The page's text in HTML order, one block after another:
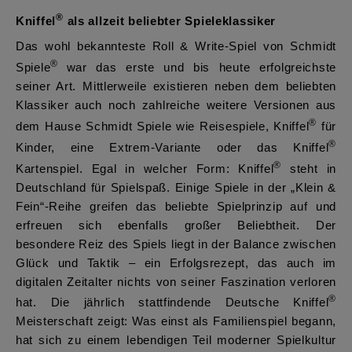
Kniffel® als allzeit beliebter Spieleklassiker
Das wohl bekannteste Roll & Write-Spiel von Schmidt
Spiele® war das erste und bis heute erfolgreichste
seiner Art. Mittlerweile existieren neben dem beliebten
Klassiker auch noch zahlreiche weitere Versionen aus
dem Hause Schmidt Spiele wie Reisespiele, Kniffel® für
Kinder, eine Extrem-Variante oder das Kniffel®
Kartenspiel. Egal in welcher Form: Kniffel®
steht in
Deutschland für Spielspaß. Einige Spiele in der „Klein &
Fein“-Reihe greifen das beliebte Spielprinzip auf und
erfreuen sich ebenfalls großer Beliebtheit. Der
besondere Reiz des Spiels liegt in der Balance zwischen
Glück und Taktik – ein Erfolgsrezept, das auch im
digitalen Zeitalter nichts von seiner Faszination verloren
hat. Die jährlich stattfindende Deutsche Kniffel®
Meisterschaft zeigt: Was einst als Familienspiel begann,
hat sich zu einem lebendigen Teil moderner Spielkultur